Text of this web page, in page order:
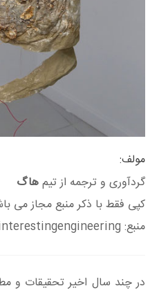
مولف:
گردآوری و ترجمه از تیمهاگ
کپی فقط با ذکر منبع مجاز می
منبع: interestingengineering
در چند سال اخیر تحقیقات و